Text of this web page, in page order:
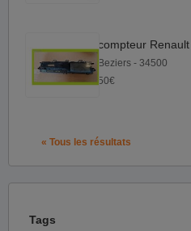
Beziers - 34500
50€
« Tous les résultats
Tags